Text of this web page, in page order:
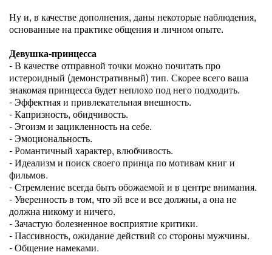
Ну и, в качестве дополнения, даны некоторые наблюдения,
основанные на практике общения и личном опыте.
Девушка-принцесса
- В качестве отправной точки можно почитать про
истероидный (демонстративный) тип. Скорее всего ваша
знакомая принцесса будет неплохо под него подходить.
- Эффектная и привлекательная внешность.
- Капризность, обидчивость.
- Эгоизм и зацикленность на себе.
- Эмоциональность.
- Романтичный характер, влюбчивость.
- Идеализм и поиск своего принца по мотивам книг и
фильмов.
- Стремление всегда быть обожаемой и в центре внимания.
- Уверенность в том, что эй все и все должны, а она не
должна никому и ничего.
- Зачастую болезненное восприятие критики.
- Пассивность, ожидание действий со стороны мужчины.
- Общение намеками.